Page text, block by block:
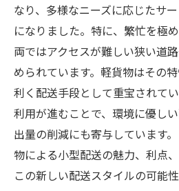
なり、多様なニーズに応じたサ
になりました。特に、繁忙を極
両ではアクセスが難しい狭い道
められています。軽貨物はその
利く配送手段として重宝されて
利用が進むことで、環境に優し
出量の削減にも寄与しています
物による小型配送の魅力、利点
この新しい配送スタイルの可能